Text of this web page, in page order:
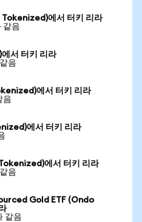
에서 터키 리라
같음
서 터키 리라
음
에서 터키 리라
음
에서 터키 리라
에서 터키 리라
음
Gold ETF (Ondo
같음